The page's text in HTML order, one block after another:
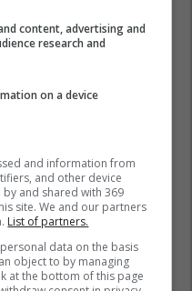
content, advertising and
research and
on a device
and information from
and other device
and shared with 369
site. We and our partners
List of partners.
data on the basis
object to by managing
at the bottom of this page